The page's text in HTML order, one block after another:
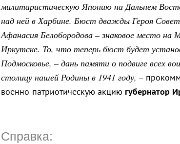
милитаристическую Японию на Дальнем
над ней в Харбине. Бюст дважды Героя
Афанасия Белобородова – знаковое место на
Иркутске. То, что теперь бюст будет
Подмосковье, – дань памяти о подвиге всех
столицу нашей Родины в 1941 году, –
военно-патриотическую акцию губернатор
Справка: